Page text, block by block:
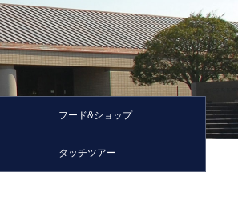
フード&ショップ
タッチツアー